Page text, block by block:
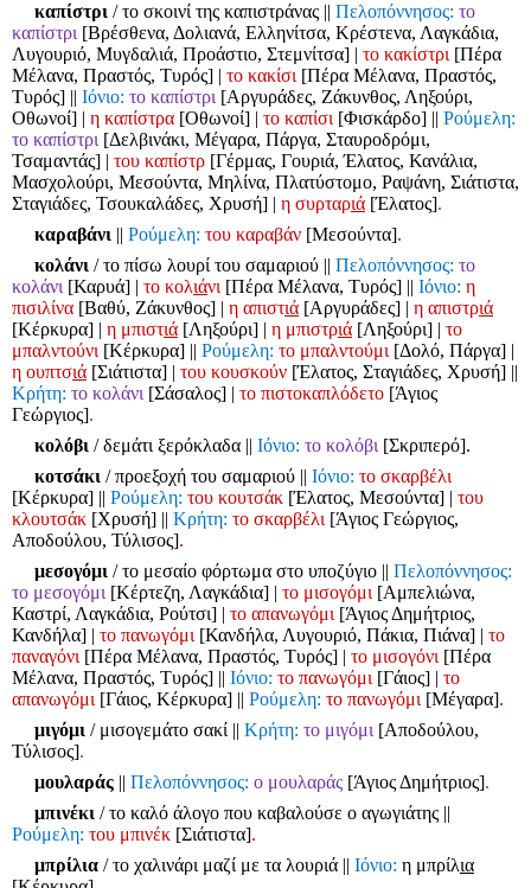
καπίστρι / το σκοινί της καπιστράνας || Πελοπόννησος: το
καπίστρι [Βρέσθενα, Δολιανά, Ελληνίτσα, Κρέστενα, Λαγκάδια,
Λυγουριό, Μυγδαλιά, Προάστιο, Στεμνίτσα] | το κακίστρι [Πέρα
Μέλανα, Πραστός, Τυρός] | το κακίσι [Πέρα Μέλανα, Πραστός,
Τυρός] || Ιόνιο: το καπίστρι [Αργυράδες, Ζάκυνθος, Ληξούρι,
Οθωνοί] | η καπίστρα [Οθωνοί] | το καπίσι [Φισκάρδο] || Ρούμελη:
το καπίστρι [Δελβινάκι, Μέγαρα, Πάργα, Σταυροδρόμι,
Τσαμαντάς] | του καπίστρ [Γέρμας, Γουριά, Έλατος, Κανάλια,
Μασχολούρι, Μεσούντα, Μηλίνα, Πλατύστομο, Ραψάνη, Σιάτιστα,
Σταγιάδες, Τσουκαλάδες, Χρυσή] | η συρταριά [Έλατος].
καραβάνι || Ρούμελη: του καραβάν[Μεσούντα].
κολάνι / το πίσω λουρί του σαμαριού || Πελοπόννησος: το
κολάνι [Καρυά] | το κολιάνι [Πέρα Μέλανα, Τυρός] || Ιόνιο: η
πισιλίνα [Βαθύ, Ζάκυνθος] | η απιστιά [Αργυράδες] | η απιστριά
[Κέρκυρα] | η μπιστιά [Ληξούρι] | η μπιστριά [Ληξούρι] | το
μπαλντούνι [Κέρκυρα] || Ρούμελη: το μπαλντούμι [Δολό, Πάργα] |
η ουπτσιά [Σιάτιστα] | του κουσκούν [Έλατος, Σταγιάδες, Χρυσή] ||
Κρήτη: το κολάνι [Σάσαλος] | το πιστοκαπλόδετο [Άγιος
Γεώργιος].
κολόβι / δεμάτι ξερόκλαδα || Ιόνιο: το κολόβι [Σκριπερό].
κοτσάκι / προεξοχή του σαμαριού || Ιόνιο: το σκαρβέλι
[Κέρκυρα] || Ρούμελη: του κουτσάκ [Έλατος, Μεσούντα] | του
κλουτσάκ [Χρυσή] || Κρήτη: το σκαρβέλι [Άγιος Γεώργιος,
Αποδούλου, Τύλισος].
μεσογόμι / το μεσαίο φόρτωμα στο υποζύγιο || Πελοπόννησος:
το μεσογόμι [Κέρτεζη, Λαγκάδια] | το μισογόμι [Αμπελιώνα,
Καστρί, Λαγκάδια, Ρούτσι] | το απανωγόμι [Άγιος Δημήτριος,
Κανδήλα] | το πανωγόμι [Κανδήλα, Λυγουριό, Πάκια, Πιάνα] | το
παναγόνι [Πέρα Μέλανα, Πραστός, Τυρός] | το μισογόνι [Πέρα
Μέλανα, Πραστός, Τυρός] || Ιόνιο: το πανωγόμι [Γάιος] | το
απανωγόμι [Γάιος, Κέρκυρα] || Ρούμελη: το πανωγόμι [Μέγαρα].
μιγόμι / μισογεμάτο σακί || Κρήτη: το μιγόμι [Αποδούλου,
Τύλισος].
μουλαράς || Πελοπόννησος: ο μουλαράς [Άγιος Δημήτριος].
μπινέκι / το καλό άλογο που καβαλούσε ο αγωγιάτης ||
Ρούμελη: του μπινέκ [Σιάτιστα].
μπρίλια / το χαλινάρι μαζί με τα λουριά || Ιόνιο: η μπρίλια